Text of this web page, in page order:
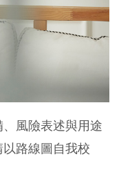
風險表述與用途
路線圖自我校